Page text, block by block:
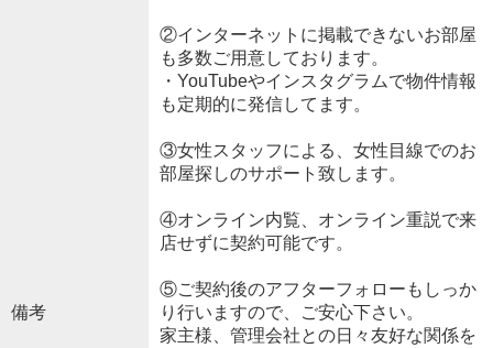
備考
②インターネットに掲載できないお部屋
も多数ご用意しております。
・YouTubeやインスタグラムで物件情報
も定期的に発信してます。
③女性スタッフによる、女性目線でのお
部屋探しのサポート致します。
④オンライン内覧、オンライン重説で来
店せずに契約可能です。
⑤ご契約後のアフターフォローもしっか
り行いますので、ご安心下さい。
家主様、管理会社との日々友好な関係を